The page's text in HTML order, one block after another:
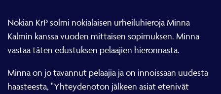
Nokian KrP solmi nokialaisen urheiluhieroja Minna
Kalmin kanssa vuoden mittaisen sopimuksen. Minna
vastaa täten edustuksen pelaajien hieronnasta.
Minna on jo tavannut pelaajia ja on innoissaan uudesta
haasteesta, "Yhteydenoton jälkeen asiat etenivät